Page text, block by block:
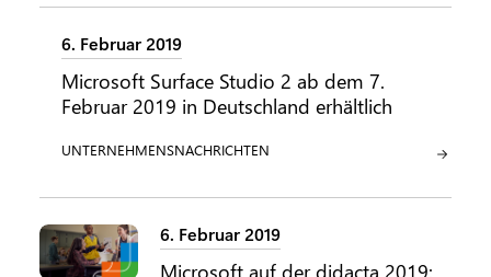
6. Februar 2019
Microsoft Surface Studio 2 ab dem 7.
Februar 2019 in Deutschland erhältlich
KATEGORIE:
UNTERNEHMENSNACHRICHTEN
6. Februar 2019
Microsoft auf der didacta 2019: